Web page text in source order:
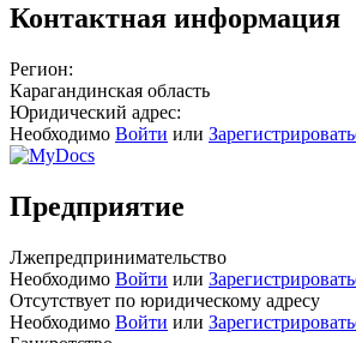
Контактная информация
Регион:
Карагандинская область
Юридический адрес:
Необходимо Войти или
Предприятие
Лжепредпринимательство
Необходимо Войти или
Отсутствует по юридическому адресу
Необходимо Войти или